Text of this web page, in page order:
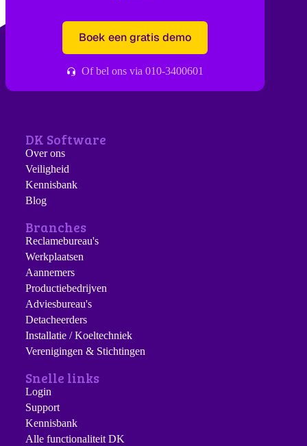
Boek een gratis demo
Of bel ons via 010-3400601
DK Software
Over ons
Veiligheid
Kennisbank
Blog
Branches
Reclamebureau's
Werkplaatsen
Aannemers
Productiebedrijven
Adviesbureau's
Detacheerders
Installatie / Koeltechniek
Verenigingen & Stichtingen
Snelle links
Login
Support
Kennisbank
Alle functionaliteit DK